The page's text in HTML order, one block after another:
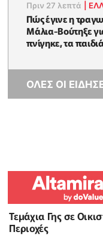
Πριν 27 λεπτά
Πώς έγινε η
Μάλια-Βούτηξε
πνίγηκε, τα
ΟΛΕΣ ΟΙ
Τεμάχια Γης σε
Περιοχές